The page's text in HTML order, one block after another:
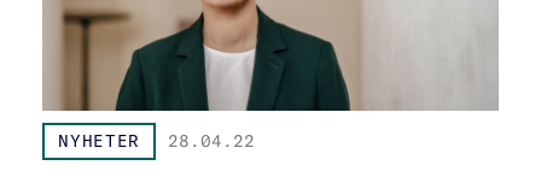
NYHETER 28.04.22